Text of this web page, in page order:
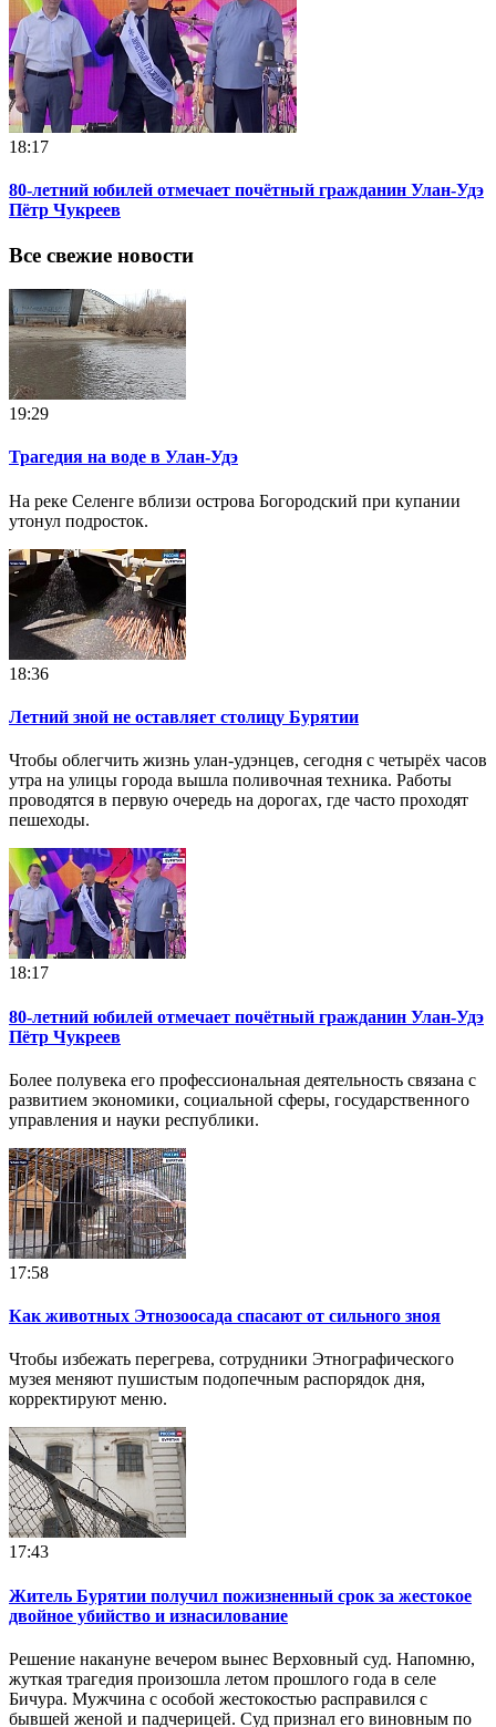
18:17
80-летний юбилей отмечает почётный гражданин Улан-Удэ
Пётр Чукреев
Все свежие новости
19:29
Трагедия на воде в Улан-Удэ
На реке Селенге вблизи острова Богородский при купании
утонул подросток.
18:36
Летний зной не оставляет столицу Бурятии
Чтобы облегчить жизнь улан-удэнцев, сегодня с четырёх часов
утра на улицы города вышла поливочная техника. Работы
проводятся в первую очередь на дорогах, где часто проходят
пешеходы.
18:17
80-летний юбилей отмечает почётный гражданин Улан-Удэ
Пётр Чукреев
Более полувека его профессиональная деятельность связана с
развитием экономики, социальной сферы, государственного
управления и науки республики.
17:58
Как животных Этнозоосада спасают от сильного зноя
Чтобы избежать перегрева, сотрудники Этнографического
музея меняют пушистым подопечным распорядок дня,
корректируют меню.
17:43
Житель Бурятии получил пожизненный срок за жестокое
двойное убийство и изнасилование
Решение накануне вечером вынес Верховный суд. Напомню,
жуткая трагедия произошла летом прошлого года в селе
Бичура. Мужчина с особой жестокостью расправился с
бывшей женой и падчерицей. Суд признал его виновным по